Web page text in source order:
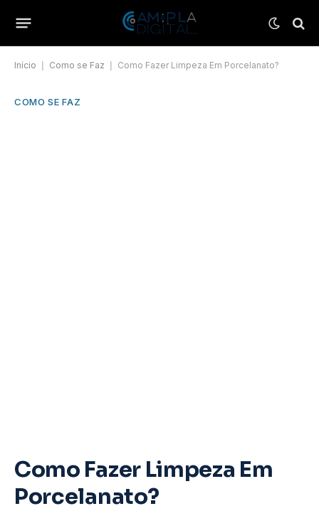
Início Como se Faz Como Fazer Limpeza Em Porcelanato?
COMO SE FAZ
Como Fazer Limpeza Em
Porcelanato?